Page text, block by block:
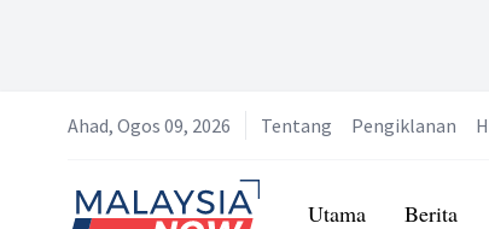
Ahad, Ogos 09, 2026 Tentang Pengiklanan
Home
Utama Berita